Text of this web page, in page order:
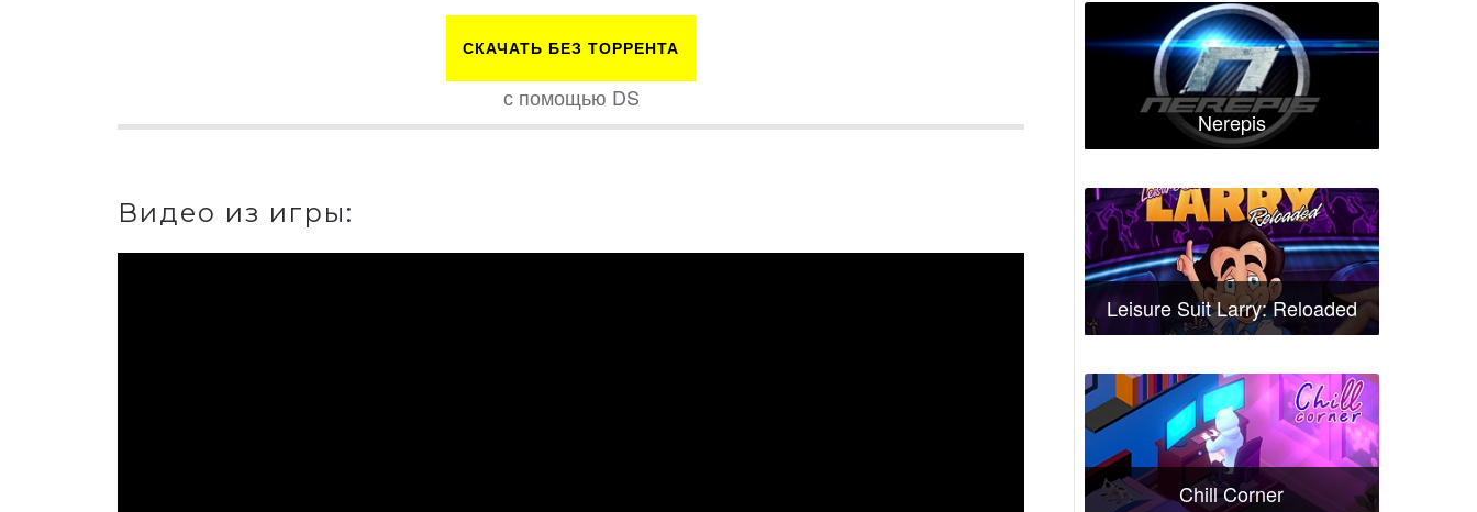
СКАЧАТЬ БЕЗ ТОРРЕНТА
с помощью DS
Видео из игры:
Nerepis
Leisure Suit Larry: Reloaded
Chill Corner